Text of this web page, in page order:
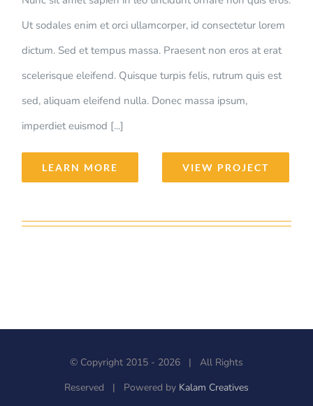
Ut sodales enim et orci ullamcorper, id consectetur lorem
dictum. Sed et tempus massa. Praesent non eros at erat
scelerisque eleifend. Quisque turpis felis, rutrum quis est
sed, aliquam eleifend nulla. Donec massa ipsum,
imperdiet euismod [...]
LEARN MORE VIEW PROJECT
© Copyright 2015 - 2026 | All Rights
Reserved | Powered by Kalam Creatives